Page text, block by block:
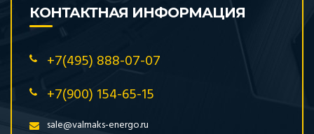
КОНТАКТНАЯ ИНФОРМАЦИЯ
+7(495) 888-07-07
+7(900) 154-65-15
sale@valmaks-energo.ru